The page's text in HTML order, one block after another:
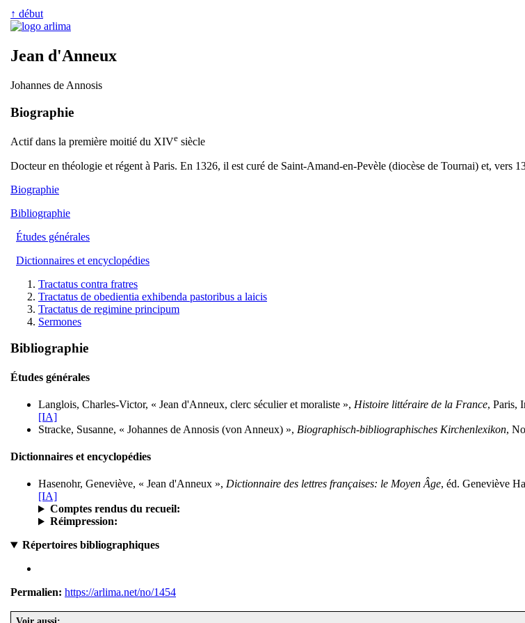
↑ début
Jean d'Anneux
Johannes de Annosis
Biographie
Actif dans la première moitié du XIVe siècle
Docteur en théologie et régent à Paris. En 1326, il est curé de Saint-Amand-en-Pevèle (diocèse de Tournai) et, vers
Biographie
Bibliographie
Études générales
Dictionnaires et encyclopédies
Tractatus contra fratres
Tractatus de obedientia exhibenda pastoribus a laicis
Tractatus de regimine principum
Sermones
Bibliographie
Études générales
Langlois, Charles-Victor, « Jean d'Anneux, clerc séculier et moraliste », Histoire littéraire de la France, Paris,
[IA]
Stracke, Susanne, « Johannes de Annosis (von Anneux) », Biographisch-bibliographisches Kirchenlexikon,
Dictionnaires et encyclopédies
Hasenohr, Geneviève, « Jean d'Anneux », Dictionnaire des lettres françaises: le Moyen Âge, éd. Geneviève
[IA]
Comptes rendus du recueil:
Réimpression:
Répertoires bibliographiques
Permalien: https://arlima.net/no/1454